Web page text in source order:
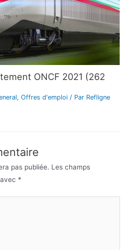
ONCF 2021 (262
, Offres d'emploi / Par Refligne
pas publiée. Les champs
*